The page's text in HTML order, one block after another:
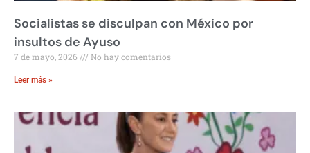
Socialistas se disculpan con México por
insultos de Ayuso
7 de mayo, 2026 No hay comentarios
Leer más »